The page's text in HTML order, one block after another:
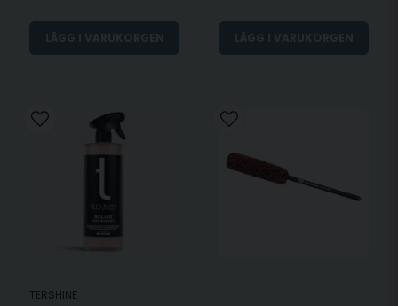
LÄGG I VARUKORGEN LÄGG I VARUKORGEN
TERSHINE